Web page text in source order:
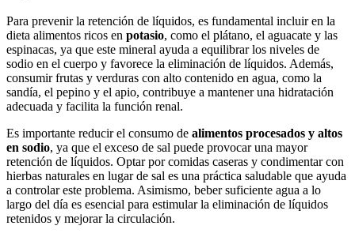
Para prevenir la retención de líquidos, es fundamental incluir en la
dieta alimentos ricos en potasio, como el plátano, el aguacate y las
espinacas, ya que este mineral ayuda a equilibrar los niveles de
sodio en el cuerpo y favorece la eliminación de líquidos. Además,
consumir frutas y verduras con alto contenido en agua, como la
sandía, el pepino y el apio, contribuye a mantener una hidratación
adecuada y facilita la función renal.
Es importante reducir el consumo de alimentos procesados y altos
en sodio, ya que el exceso de sal puede provocar una mayor
retención de líquidos. Optar por comidas caseras y condimentar con
hierbas naturales en lugar de sal es una práctica saludable que ayuda
a controlar este problema. Asimismo, beber suficiente agua a lo
largo del día es esencial para estimular la eliminación de líquidos
retenidos y mejorar la circulación.